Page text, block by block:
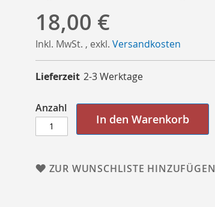
18,00 €
Inkl. MwSt. , exkl. Versandkosten
Lieferzeit 2-3 Werktage
Anzahl
In den Warenkorb
ZUR WUNSCHLISTE HINZUFÜGEN